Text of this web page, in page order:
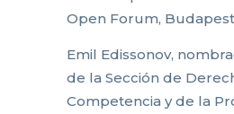
Open Forum,
Emil Edissonov,
de la Sección de
Competencia y de la